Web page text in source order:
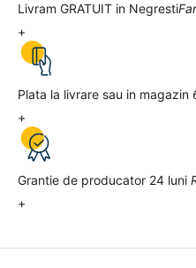
Livram GRATUIT in Negresti
+
Plata la livrare sau in magazin
+
Grantie de producator 24 luni
+